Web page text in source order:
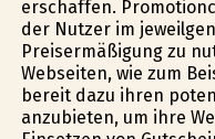
erschaffen.
der Nutzer im
Preisermäßigung zu
Webseiten, wie zum
bereit dazu ihren
anzubieten, um ihre